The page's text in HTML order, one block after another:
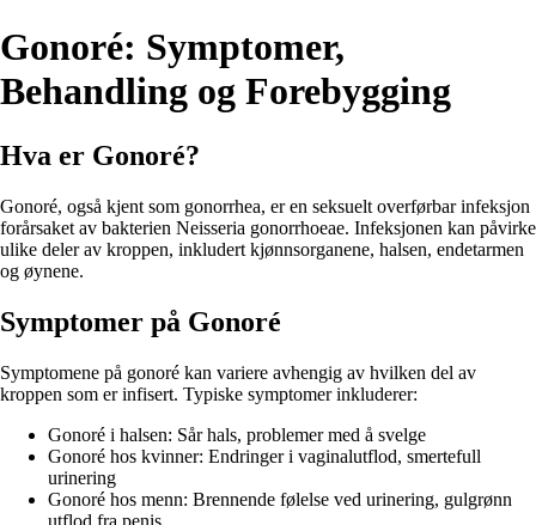
Gonoré: Symptomer,
Behandling og Forebygging
Hva er Gonoré?
Gonoré, også kjent som gonorrhea, er en seksuelt overførbar infeksjon
forårsaket av bakterien Neisseria gonorrhoeae. Infeksjonen kan påvirke
ulike deler av kroppen, inkludert kjønnsorganene, halsen, endetarmen
og øynene.
Symptomer på Gonoré
Symptomene på gonoré kan variere avhengig av hvilken del av
kroppen som er infisert. Typiske symptomer inkluderer:
Gonoré i halsen: Sår hals, problemer med å svelge
Gonoré hos kvinner: Endringer i vaginalutflod, smertefull
urinering
Gonoré hos menn: Brennende følelse ved urinering, gulgrønn
utflod fra penis